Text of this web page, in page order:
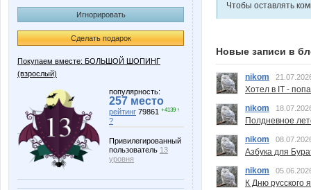
Игнорировать
Сделать подарок
Покупаем вместе: БОЛЬШОЙ ШОПИНГ
(взрослый)
популярность:
257 место
рейтинг 79861 +4139 ↑
?
Привилегированный
пользователь 13
уровня
Чтобы оставлять
Новые записи в
nikom
Хотел в IT -
nikom
Полдневное
nikom
Азбука для
nikom
К Дню русского